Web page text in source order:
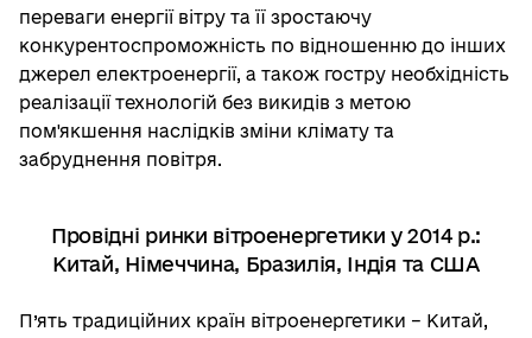
переваги енергії вітру та її зростаючу
конкурентоспроможність по відношенню до інших
джерел електроенергії, а також гостру необхідність
реалізації технологій без викидів з метою
пом'якшення наслідків зміни клімату та
забруднення повітря.
Провідні ринки вітроенергетики у 2014 р.:
Китай, Німеччина, Бразилія, Індія та США
П’ять традиційних країн вітроенергетики – Китай,